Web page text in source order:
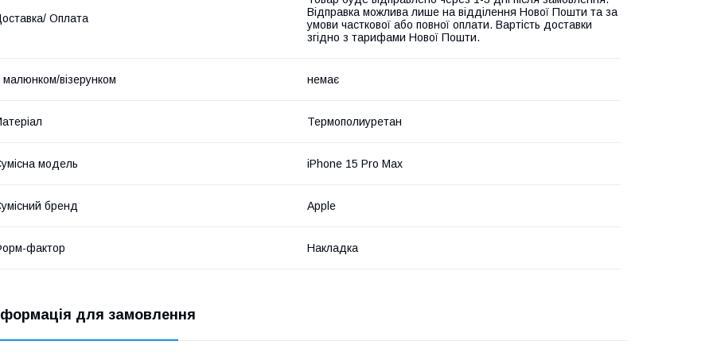
Оплата
Відправка можлива лише на відділення Нової Пошти та за
умови часткової або повної оплати. Вартість доставки
згідно з тарифами Нової Пошти.
малюнком/візерунком немає
Термополиуретан
модель iPhone 15 Pro Max
бренд Apple
фактор Накладка
для замовлення